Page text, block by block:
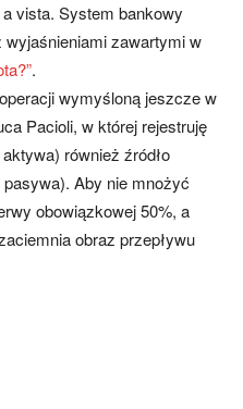
vista. System bankowy
zawartymi w
.
wymyśloną jeszcze w
Pacioli, w której rejestruję
również źródło
Aby nie mnożyć
obowiązkowej 50%, a
obraz przepływu